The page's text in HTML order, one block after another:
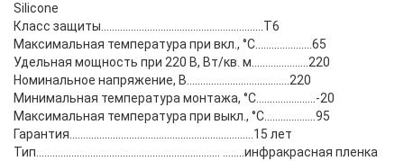
Silicone
Класс защиты............................................................T6
Максимальная температура при вкл., °C.....................65
Удельная мощность при 220 В, Вт/кв. м.....................220
Номинальное напряжение, В......................................220
Минимальная температура монтажа, °C......................-20
Максимальная температура при выкл., °C...................95
Гарантия....................................................................15 лет
Тип.................................................................... ........инфракрасная пленка